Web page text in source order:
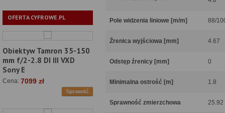
OFERTA CYFROWE.PL
Obiektyw Tamron 35-150
mm f/2-2.8 DI III VXD
Sony E
Cena: 7099 zł
Sprawdź
Pole widzenia liniowe [m/m] 88/
Źrenica wyjściowa [mm] 4.67
Odstęp źrenicy [mm] 0
Minimalna ostrość [m] 1.8
Sprawność zmierzchowa 25.92